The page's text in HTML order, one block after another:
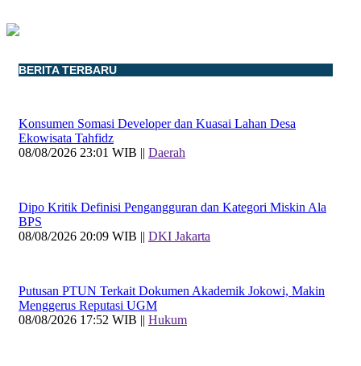
BERITA TERBARU
Konsumen Somasi Developer dan Kuasai Lahan Desa
Ekowisata Tahfidz
08/08/2026 23:01 WIB || Daerah
Dipo Kritik Definisi Pengangguran dan Kategori Miskin Ala
BPS
08/08/2026 20:09 WIB || DKI Jakarta
Putusan PTUN Terkait Dokumen Akademik Jokowi, Makin
Menggerus Reputasi UGM
08/08/2026 17:52 WIB || Hukum